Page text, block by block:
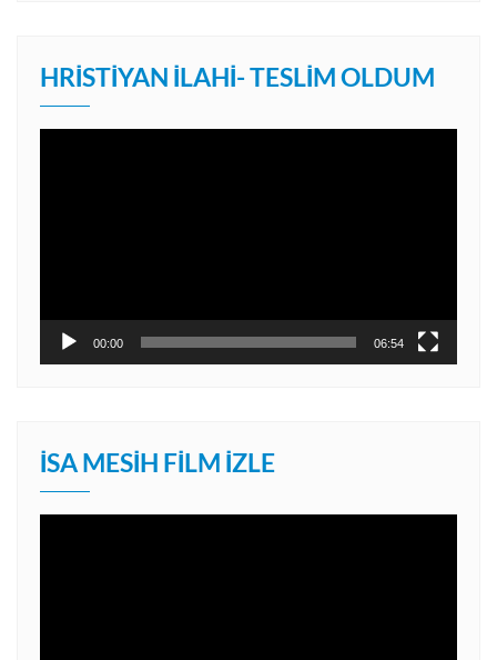
HRISTIYAN İLAHI- TESLIM OLDUM
00:00 06:54
İSA MESIH FILM İZLE